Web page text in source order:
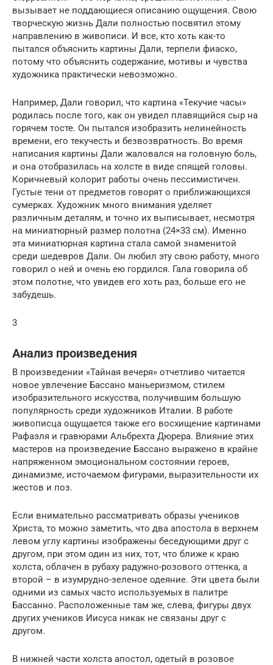
вызывает не поддающиеся описанию ощущения. Свою
творческую жизнь Дали полностью посвятил этому
направлению в живописи. И все, кто хоть как-то
пытался объяснить картины Дали, терпели фиаско,
потому что объяснить содержание, мотивы и чувства
художника практически невозможно.
Например, Дали говорил, что картина «Текучие часы»
родилась после того, как он увидел плавящийся сыр на
горячем тосте. Он пытался изобразить нелинейность
времени, его текучесть и безвозвратность. Во время
написания картины Дали жаловался на головную боль,
и она отобразилась на холсте в виде спящей головы.
Коричневый колорит работы очень пессимистичен.
Густые тени от предметов говорят о приближающихся
сумерках. Художник много внимания уделяет
различным деталям, и точно их выписывает, несмотря
на миниатюрный размер полотна (24×33 см). Именно
эта миниатюрная картина стала самой знаменитой
среди шедевров Дали. Он любил эту свою работу, много
говорил о ней и очень ею гордился. Гала говорила об
этом полотне, что увидев его хоть раз, больше его не
забудешь.
3
Анализ произведения
В произведении «Тайная вечеря» отчетливо читается
новое увлечение Бассано маньеризмом, стилем
изобразительного искусства, получившим большую
популярность среди художников Италии. В работе
живописца ощущается также его восхищение картинами
Рафаэля и гравюрами Альбрехта Дюрера. Влияние этих
мастеров на произведение Бассано выражено в крайне
напряженном эмоциональном состоянии героев,
динамизме, источаемом фигурами, выразительности их
жестов и поз.
Если внимательно рассматривать образы учеников
Христа, то можно заметить, что два апостола в верхнем
левом углу картины изображены беседующими друг с
другом, при этом один из них, тот, что ближе к краю
холста, облачен в рубаху радужно-розового оттенка, а
второй – в изумрудно-зеленое одеяние. Эти цвета были
одними из самых часто используемых в палитре
Бассанно. Расположенные там же, слева, фигуры двух
других учеников Иисуса никак не связаны друг с
другом.
В нижней части холста апостол, одетый в розовое